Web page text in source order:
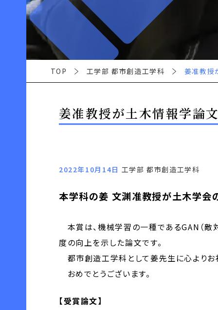
TOP 工学部 都市創造工学科 姜准教授
姜准教授が土木情報学論
2022年10月14日 工学部 都市創造工学科
本学科の姜 文渊准教授が土木学会
本賞は、機械学習の一種であるGAN（敵
度の向上を示した論文です。
都市創造工学科として姜先生に心よりお
おめでとうございます。
【受賞論文】